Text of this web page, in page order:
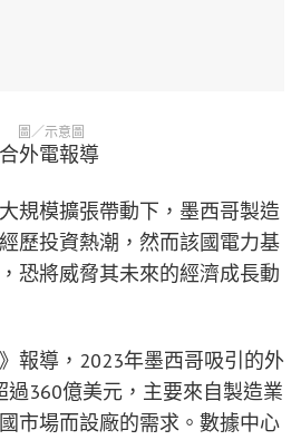
圖／示意圖
外電報導
規模擴張帶動下，墨西哥製造
歷投資熱潮，然而該國電力基
恐將威脅其未來的經濟成長動
報導，2023年墨西哥吸引的外
過360億美元，主要來自製造業
市場而設廠的需求。數據中心